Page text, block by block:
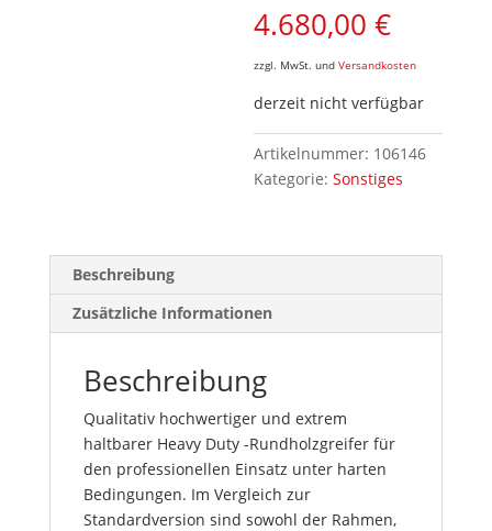
4.680,00€
zzgl. MwSt. undVersandkosten
derzeit nicht verfügbar
Artikelnummer: 106146
Kategorie:Sonstiges
Beschreibung
Zusätzliche Informationen
Beschreibung
Qualitativ hochwertiger und extrem
haltbarer Heavy Duty -Rundholzgreifer für
den professionellen Einsatz unter harten
Bedingungen. Im Vergleich zur
Standardversion sind sowohl der Rahmen,